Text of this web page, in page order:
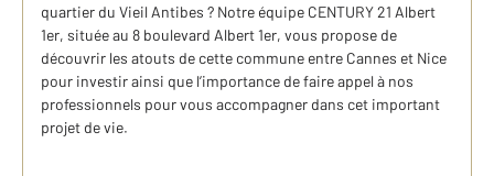
quartier du Vieil Antibes ? Notre équipe CENTURY 21 Albert
1er, située au 8 boulevard Albert 1er, vous propose de
découvrir les atouts de cette commune entre Cannes et Nice
pour investir ainsi que l’importance de faire appel à nos
professionnels pour vous accompagner dans cet important
projet de vie.